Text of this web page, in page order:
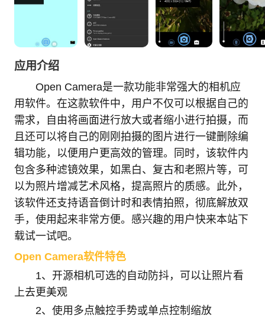
应用介绍
Open Camera是一款功能非常强大的相机应
用软件。在这款软件中，用户不仅可以根据自己的
需求，自由将画面进行放大或者缩小进行拍摄，而
且还可以将自己的刚刚拍摄的图片进行一键删除编
辑功能，以便用户更高效的管理。同时，该软件内
包含多种滤镜效果，如黑白、复古和老照片等，可
以为照片增减艺术风格，提高照片的质感。此外，
该软件还支持语音倒计时和表情拍照，彻底解放双
手，使用起来非常方便。感兴趣的用户快来本站下
载试一试吧。
Open Camera软件特色
1、开源相机可选的自动防抖，可以让照片看
上去更美观
2、使用多点触控手势或单点控制缩放